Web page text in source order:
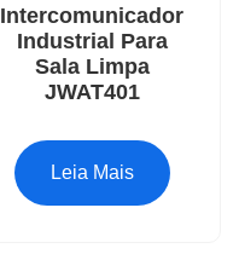
Intercomunicador
Industrial Para
Sala Limpa
JWAT401
Leia Mais